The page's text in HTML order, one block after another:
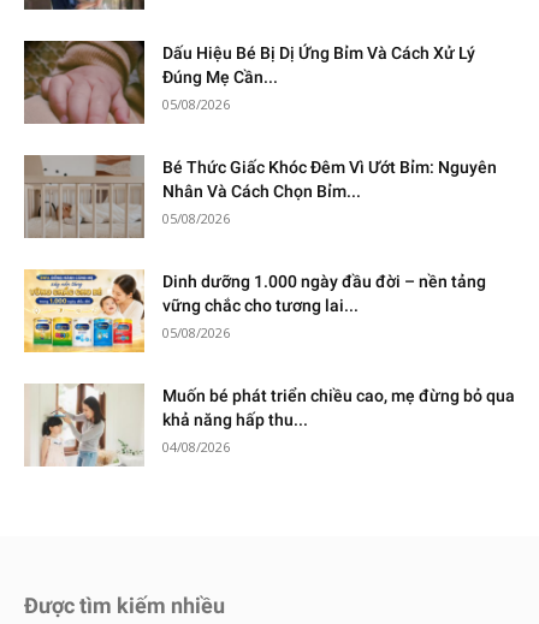
Dấu Hiệu Bé Bị Dị Ứng Bỉm Và Cách Xử Lý
Đúng Mẹ Cần...
05/08/2026
Bé Thức Giấc Khóc Đêm Vì Ướt Bỉm: Nguyên
Nhân Và Cách Chọn Bỉm...
05/08/2026
Dinh dưỡng 1.000 ngày đầu đời – nền tảng
vững chắc cho tương lai...
05/08/2026
Muốn bé phát triển chiều cao, mẹ đừng bỏ qua
khả năng hấp thu...
04/08/2026
Được tìm kiếm nhiều